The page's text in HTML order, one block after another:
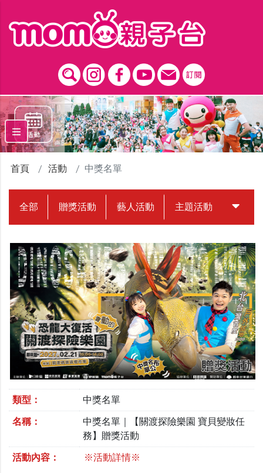
首頁 活動 中獎名單
全部 贈獎活動 藝人活動 主題活動 中獎名
類型： 中獎名單
名稱：
中獎名單｜【關渡探險樂園 寶貝變妝任
務】贈獎活動
活動內容： ※活動詳情※